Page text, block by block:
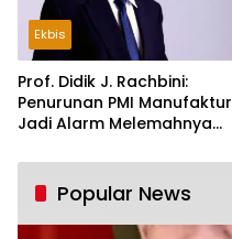
Ekbis
Prof. Didik J. Rachbini:
Penurunan PMI Manufaktur
Jadi Alarm Melemahnya
Popular News